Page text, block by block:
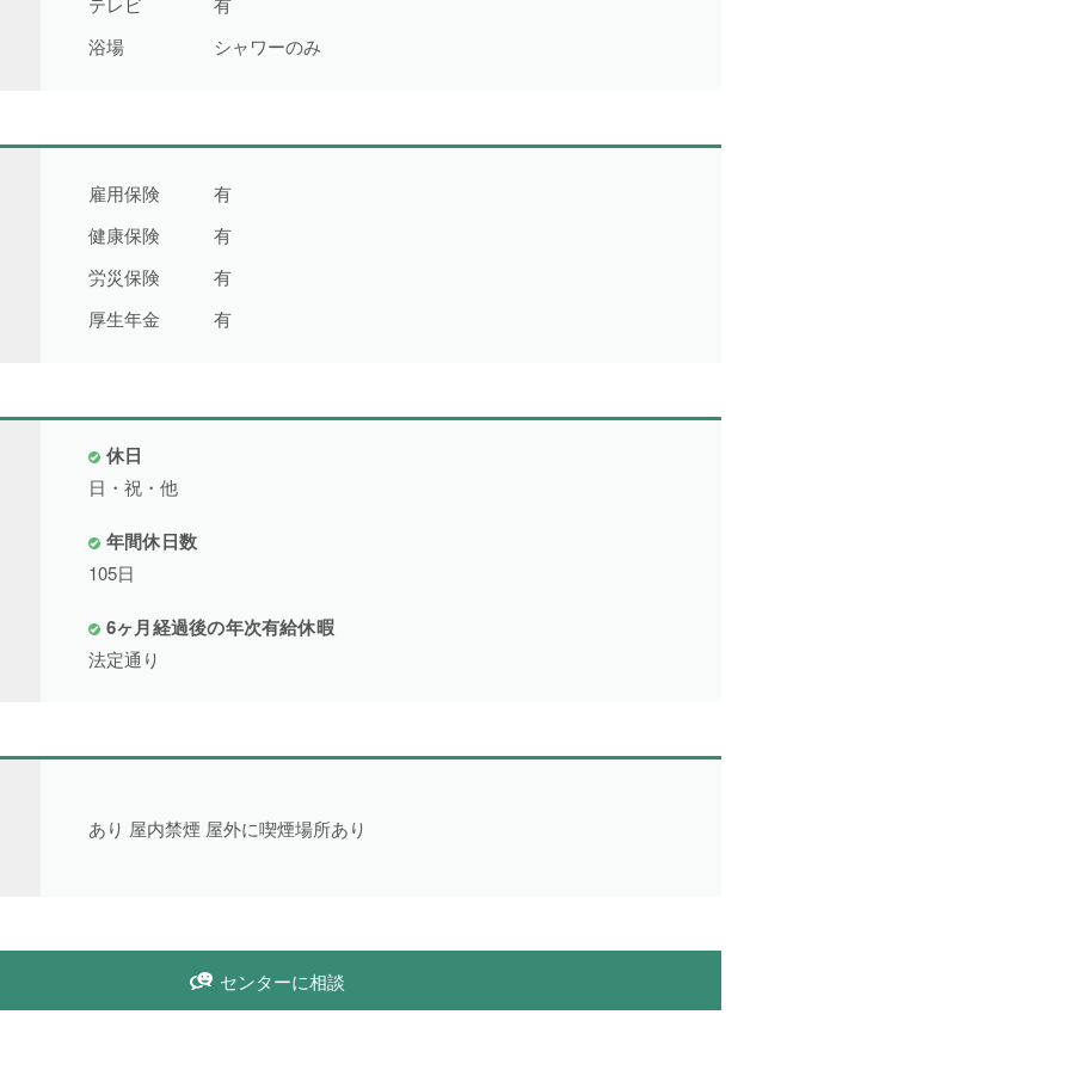
浴場
シャワーのみ
雇用保険
有
健康保険
有
労災保険
有
厚生年金
有
休日
日・祝・他
年間休日数
105日
6ヶ月経過後の年次有給休暇
法定通り
あり 屋内禁煙 屋外に喫煙場所あり
センターに相談